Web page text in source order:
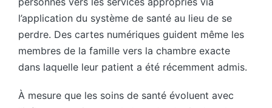
l’application du système de santé au lieu de se
perdre. Des cartes numériques guident même les
membres de la famille vers la chambre exacte
dans laquelle leur patient a été récemment admis.
À mesure que les soins de santé évoluent avec